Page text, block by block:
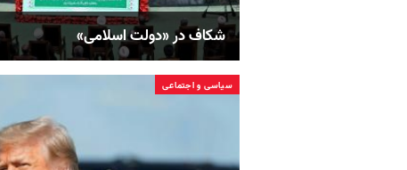
شکاف در «دولت اسلامی»
سیاسی و اجتماعی